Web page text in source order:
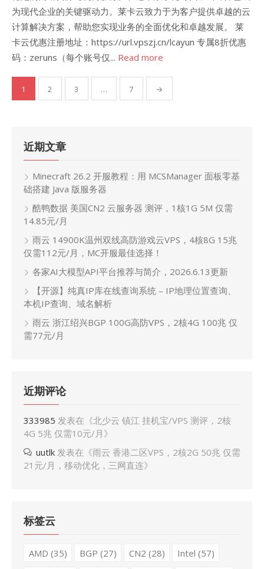
为现代企业的关键驱动力。莱卡云致力于为客户提供卓越的云
计算解决方案，帮助您实现业务的全面优化和卓越发展。 莱
卡云优惠注册地址：https://url.vpszj.cn/lcayun 专属8折优惠
码：zeruns（每个账号仅... Read more
文
章
1 2 3 … 7 →
近期文章
Minecraft 26.2 开服教程：用 MCSManager 面板零基
础搭建 Java 版服务器
酷鸭数据 美国CN2 云服务器 测评，1核1G 5M 仅需
14.85元/月
雨云 14900K温州双线高防游戏云VPS，4核8G 15兆
仅需112元/月，MC开服最佳选择！
各家AI大模型API平台推荐与简介，2026.6.13更新
【开源】纯真IP库在线查询系统 – IP地理位置查询、
本机IP查询、域名解析
雨云 浙江绍兴BGP 100G高防VPS，2核4G 100兆 仅
需77元/月
近期评论
333985 发表在《北少云 镇江 挂机宝/VPS 测评，2核
4G 5兆 仅需10元/月 》
uutlk 发表在《雨云 香港二区VPS，2核2G 50兆 仅需
21元/月，移动优化，三网直连》
标签云
AMD (35) BGP (27) CN2 (28) Intel (57)